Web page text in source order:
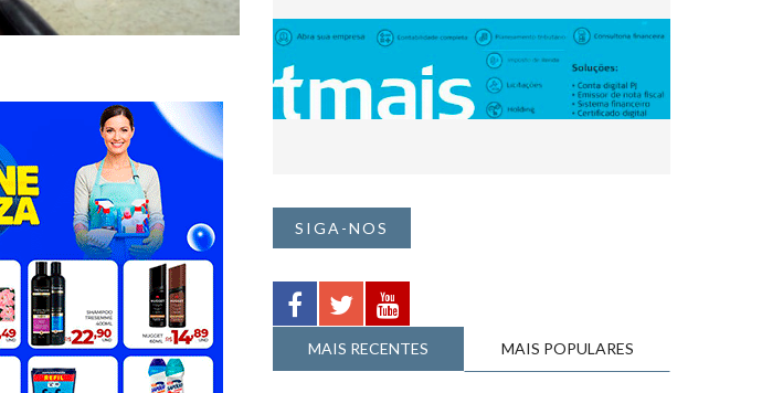
SIGA-NOS
MAIS RECENTES MAIS POPULARES